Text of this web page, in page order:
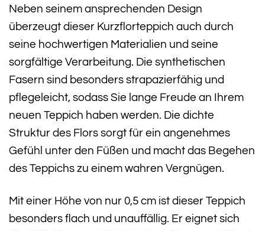
Neben seinem ansprechenden Design
überzeugt dieser Kurzflorteppich auch durch
seine hochwertigen Materialien und seine
sorgfältige Verarbeitung. Die synthetischen
Fasern sind besonders strapazierfähig und
pflegeleicht, sodass Sie lange Freude an Ihrem
neuen Teppich haben werden. Die dichte
Struktur des Flors sorgt für ein angenehmes
Gefühl unter den Füßen und macht das Begehen
des Teppichs zu einem wahren Vergnügen.
Mit einer Höhe von nur 0,5 cm ist dieser Teppich
besonders flach und unauffällig. Er eignet sich